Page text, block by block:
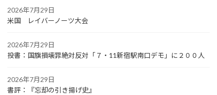
2026年7月29日
米国 レイバーノーツ大会
2026年7月29日
投書：国旗損壊罪絶対反対「７・11新宿駅南口デモ」に２００人
2026年7月29日
書評：『忘却の引き揚げ史』